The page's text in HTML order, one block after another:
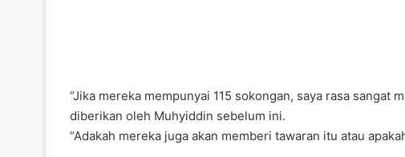
“Jika mereka mempunyai 115 sokongan, saya rasa
diberikan oleh Muhyiddin sebelum ini.
“Adakah mereka juga akan memberi tawaran itu atau